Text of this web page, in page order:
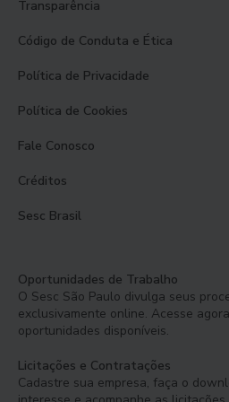
Transparência
Código de Conduta e Ética
Política de Privacidade
Política de Cookies
Fale Conosco
Créditos
Sesc Brasil
Oportunidades de Trabalho
O Sesc São Paulo divulga seus
exclusivamente online. Acesse
oportunidades disponíveis.
Licitações e Contratações
Cadastre sua empresa, faça o